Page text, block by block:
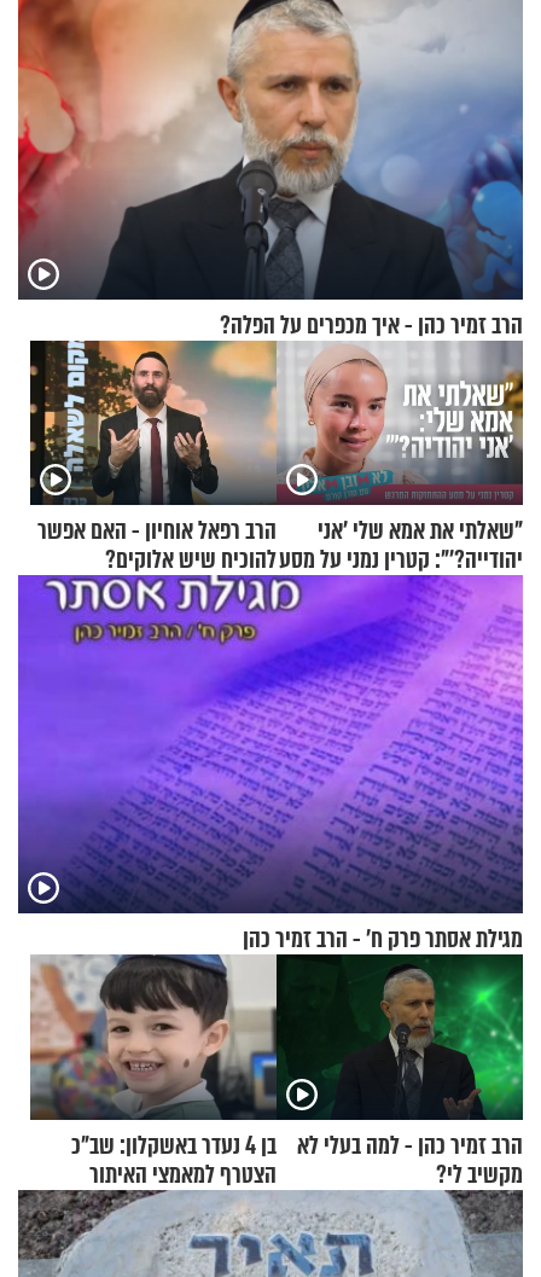
הרב זמיר כהן - איך מכפרים על הפלה?
"שאלתי את אמא שלי 'אני
יהודייה?'": קטרין נמני על מסע
ההתחזקות המרגש
הרב רפאל אוחיון - האם אפשר
להוכיח שיש אלוקים?
מגילת אסתר פרק ח’ - הרב זמיר כהן
הרב זמיר כהן - למה בעלי לא
מקשיב לי?
בן 4 נעדר באשקלון: שב"כ
הצטרף למאמצי האיתור